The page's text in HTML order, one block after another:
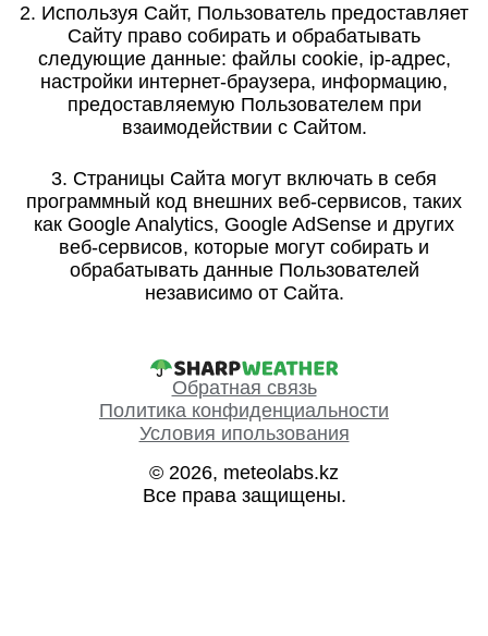
2. Используя Сайт, Пользователь предоставляет
Сайту право собирать и обрабатывать
следующие данные: файлы cookie, ip-адрес,
настройки интернет-браузера, информацию,
предоставляемую Пользователем при
взаимодействии с Сайтом.
3. Страницы Сайта могут включать в себя
программный код внешних веб-сервисов, таких
как Google Analytics, Google AdSense и других
веб-сервисов, которые могут собирать и
обрабатывать данные Пользователей
независимо от Сайта.
Обратная связь
Политика конфиденциальности
Условия ипользования
© 2026, meteolabs.kz
Все права защищены.